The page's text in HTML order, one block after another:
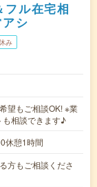
フル在宅相
シ
み
望もご相談OK! ※業
相談できます♪
休憩1時間
方もご相談くださ